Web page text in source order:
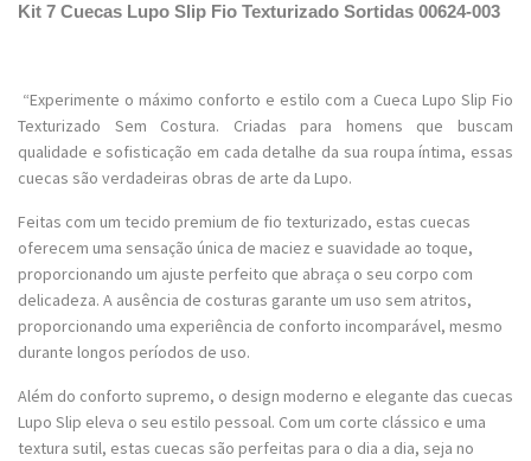
Kit 7 Cuecas Lupo Slip Fio Texturizado Sortidas 00624-003
“Experimente o máximo conforto e estilo com a Cueca Lupo Slip Fio
Texturizado Sem Costura. Criadas para homens que buscam
qualidade e sofisticação em cada detalhe da sua roupa íntima, essas
cuecas são verdadeiras obras de arte da Lupo.
Feitas com um tecido premium de fio texturizado, estas cuecas
oferecem uma sensação única de maciez e suavidade ao toque,
proporcionando um ajuste perfeito que abraça o seu corpo com
delicadeza. A ausência de costuras garante um uso sem atritos,
proporcionando uma experiência de conforto incomparável, mesmo
durante longos períodos de uso.
Além do conforto supremo, o design moderno e elegante das cuecas
Lupo Slip eleva o seu estilo pessoal. Com um corte clássico e uma
textura sutil, estas cuecas são perfeitas para o dia a dia, seja no